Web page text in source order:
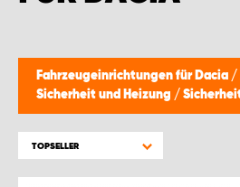
Fahrzeugeinrichtungen für Dacia /
Sicherheit und Heizung /
TOPSELLER